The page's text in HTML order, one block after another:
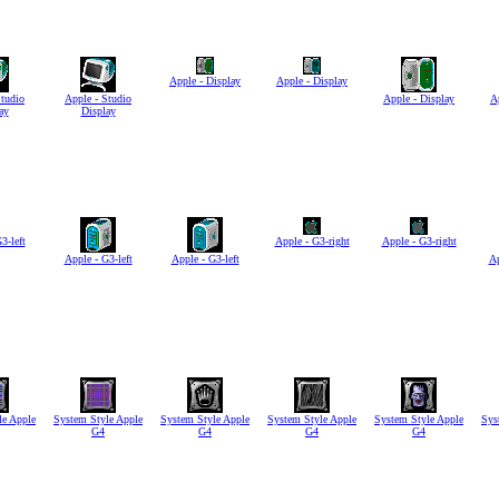
Apple - Studio
Display
Apple - Display
Apple - Display
Apple - Display
left
Apple - G3-left
Apple - G3-left
Apple - G3-right
Apple - G3-right
Apple
System Style Apple
G4
System Style Apple
G4
System Style Apple
G4
System Style Apple
G4